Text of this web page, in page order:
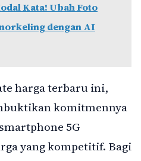
Kata! Ubah Foto
dengan AI
harga terbaru ini,
komitmennya
5G
yang kompetitif. Bagi